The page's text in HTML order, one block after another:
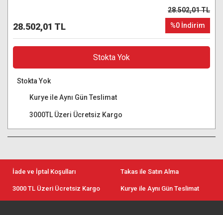
28.502,01 TL
28.502,01 TL
%0 İndirim
Stokta Yok
Stokta Yok
Kurye ile Aynı Gün Teslimat
3000TL Üzeri Ücretsiz Kargo
İade ve İptal Koşulları Takas ile Satın Alma
3000 TL Üzeri Ücretsiz Kargo Kurye ile Aynı Gün Teslimat